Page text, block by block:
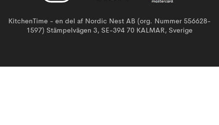
KitchenTime - en del af Nordic Nest AB (org. Nummer 556628-
1597) Stämpelvägen 3, SE-394 70 KALMAR, Sverige